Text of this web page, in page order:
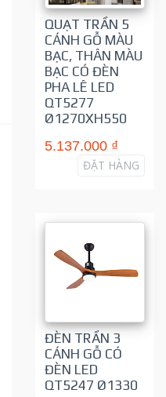
QUẠT TRẦN 5
CÁNH GỖ MÀU
BẠC, THÂN MÀU
BẠC CÓ ĐÈN
PHA LÊ LED
QT5277
Ø1270XH550
5.137.000 ₫
ĐẶT HÀNG
ĐÈN TRẦN 3
CÁNH GỖ CÓ
ĐÈN LED
QT5247 Ø1330